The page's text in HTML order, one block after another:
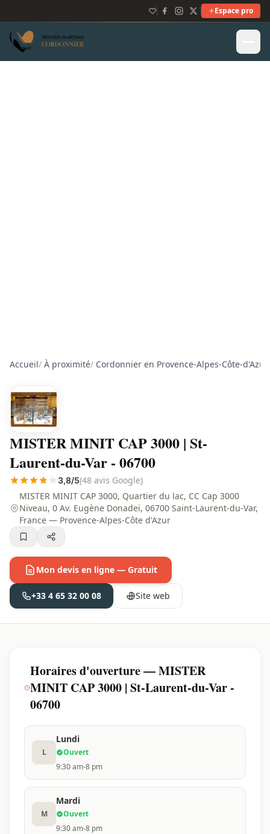
Espace pro
Accueil/ À proximité/ Cordonnier en Provence-Alpes-Côte-d'Azur
MISTER MINIT CAP 3000 | St-
Laurent-du-Var - 06700
3,8/5(48 avis Google)
MISTER MINIT CAP 3000, Quartier du lac, CC Cap 3000
Niveau, 0 Av. Eugène Donadeï, 06700 Saint-Laurent-du-Var,
France — Provence-Alpes-Côte d'Azur
Mon devis en ligne — Gratuit
+33 4 65 32 00 08 Site web
Horaires d'ouverture — MISTER
MINIT CAP 3000 | St-Laurent-du-Var -
06700
L
Lundi
Ouvert
9:30 am-8 pm
M
Mardi
Ouvert
9:30 am-8 pm